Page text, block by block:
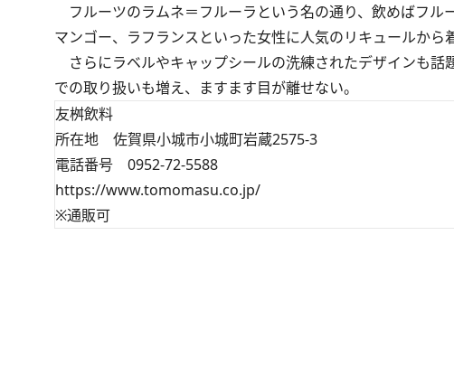
フルーツのラムネ＝フルーラという名の通り、飲めばフル
マンゴー、ラフランスといった女性に人気のリキュールから
さらにラベルやキャップシールの洗練されたデザインも
での取り扱いも増え、ますます目が離せない。
友桝飲料
所在地 佐賀県小城市小城町岩蔵2575-3
電話番号 0952-72-5588
https://www.tomomasu.co.jp/
※通販可